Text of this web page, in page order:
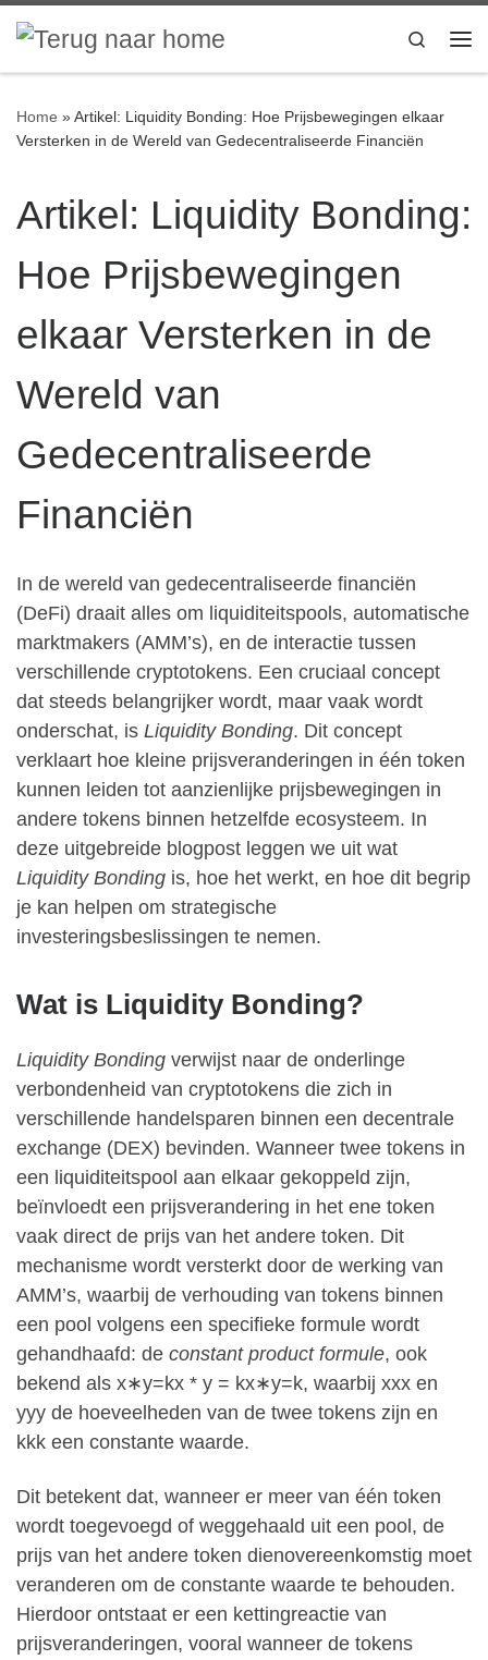
Ga naar inhoud
Search
Home »Artikel: Liquidity Bonding: Hoe Prijsbewegingen elkaar
Versterken in de Wereld van Gedecentraliseerde Financiën
Artikel: Liquidity Bonding:
Hoe Prijsbewegingen
elkaar Versterken in de
Wereld van
Gedecentraliseerde
Financiën
In de wereld van gedecentraliseerde financiën
(DeFi) draait alles om liquiditeitspools, automatische
marktmakers (AMM’s), en de interactie tussen
verschillende cryptotokens. Een cruciaal concept
dat steeds belangrijker wordt, maar vaak wordt
onderschat, is Liquidity Bonding. Dit concept
verklaart hoe kleine prijsveranderingen in één token
kunnen leiden tot aanzienlijke prijsbewegingen in
andere tokens binnen hetzelfde ecosysteem. In
deze uitgebreide blogpost leggen we uit wat
Liquidity Bonding is, hoe het werkt, en hoe dit begrip
je kan helpen om strategische
investeringsbeslissingen te nemen.
Wat is Liquidity Bonding?
Liquidity Bonding verwijst naar de onderlinge
verbondenheid van cryptotokens die zich in
verschillende handelsparen binnen een decentrale
exchange (DEX) bevinden. Wanneer twee tokens in
een liquiditeitspool aan elkaar gekoppeld zijn,
beïnvloedt een prijsverandering in het ene token
vaak direct de prijs van het andere token. Dit
mechanisme wordt versterkt door de werking van
AMM’s, waarbij de verhouding van tokens binnen
een pool volgens een specifieke formule wordt
gehandhaafd: de constant product formule, ook
bekend als x∗y=kx * y = kx∗y=k, waarbij xxx en
yyy de hoeveelheden van de twee tokens zijn en
kkk een constante waarde.
Dit betekent dat, wanneer er meer van één token
wordt toegevoegd of weggehaald uit een pool, de
prijs van het andere token dienovereenkomstig moet
veranderen om de constante waarde te behouden.
Hierdoor ontstaat er een kettingreactie van
prijsveranderingen, vooral wanneer de tokens